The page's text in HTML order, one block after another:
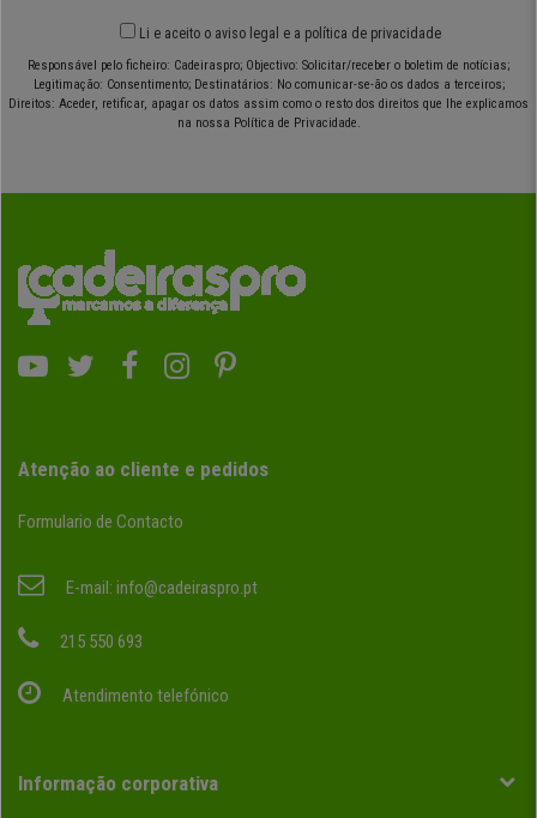
Li e aceito o aviso legal e a política de privacidade
Responsável pelo ficheiro: Cadeiraspro; Objectivo: Solicitar/receber o boletim de notícias;
Legitimação: Consentimento; Destinatários: No comunicar-se-ão os dados a terceiros;
Direitos: Aceder, retificar, apagar os datos assim como o resto dos direitos que lhe explicamos
na nossa Política de Privacidade.
Atenção ao cliente e pedidos
Formulario de Contacto
E-mail: info@cadeiraspro.pt
215 550 693
Atendimento telefónico
Informação corporativa